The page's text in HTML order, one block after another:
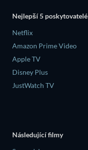
Nejlepší 5 poskytovatelé
Netflix
Amazon Prime Video
Apple TV
Disney Plus
JustWatch TV
Následující filmy